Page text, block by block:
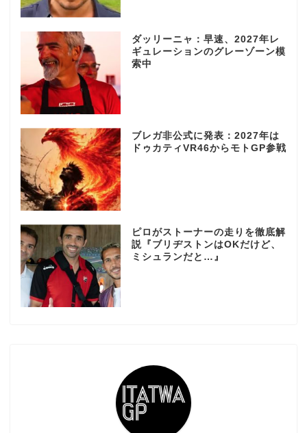
ダッリーニャ：早速、2027年レ
ギュレーションのグレーゾーン模
索中
ブレガ非公式に発表：2027年は
ドゥカティVR46からモトGP参戦
ピロがストーナーの走りを徹底解
説『ブリヂストンはOKだけど、
ミシュランだと…』